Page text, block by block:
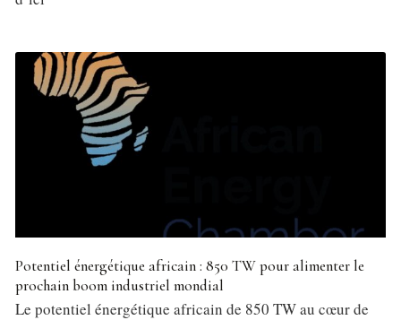
Potentiel énergétique africain : 850 TW pour alimenter le
prochain boom industriel mondial
Le potentiel énergétique africain de 850 TW au cœur de